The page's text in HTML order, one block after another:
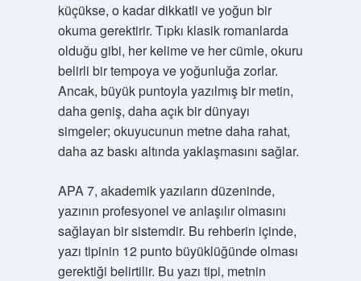
küçükse, o kadar dikkatli ve yoğun bir
okuma gerektirir. Tıpkı klasik romanlarda
olduğu gibi, her kelime ve her cümle, okuru
belirli bir tempoya ve yoğunluğa zorlar.
Ancak, büyük puntoyla yazılmış bir metin,
daha geniş, daha açık bir dünyayı
simgeler; okuyucunun metne daha rahat,
daha az baskı altında yaklaşmasını sağlar.
APA 7, akademik yazıların düzeninde,
yazının profesyonel ve anlaşılır olmasını
sağlayan bir sistemdir. Bu rehberin içinde,
yazı tipinin 12 punto büyüklüğünde olması
gerektiği belirtilir. Bu yazı tipi, metnin